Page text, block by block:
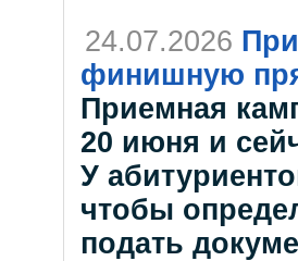
24.07.2026
финишную
Приемная
20 июня и
У
чтобы
подать